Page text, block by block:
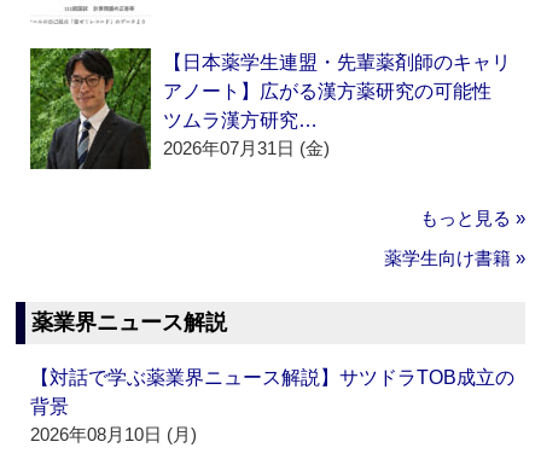
【日本薬学生連盟・先輩薬剤師のキャリ
アノート】広がる漢方薬研究の可能性
ツムラ漢方研究…
2026年07月31日 (金)
もっと見る »
薬学生向け書籍 »
薬業界ニュース解説
【対話で学ぶ薬業界ニュース解説】サツドラTOB成立の
背景
2026年08月10日 (月)